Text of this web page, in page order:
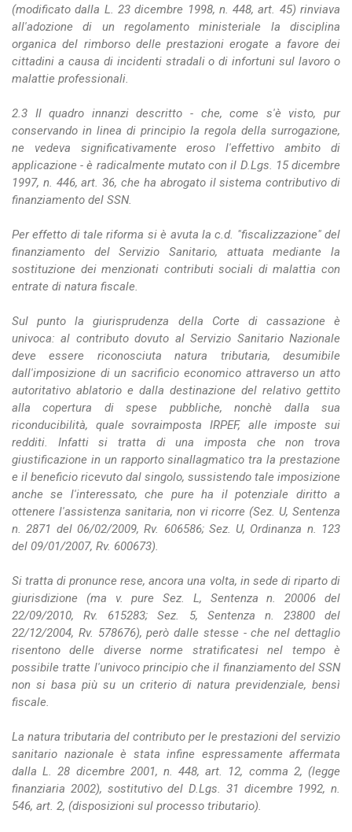
(modificato dalla L. 23 dicembre 1998, n. 448, art. 45) rinviava
all'adozione di un regolamento ministeriale la disciplina
organica del rimborso delle prestazioni erogate a favore dei
cittadini a causa di incidenti stradali o di infortuni sul lavoro o
malattie professionali.
2.3 Il quadro innanzi descritto - che, come s'è visto, pur
conservando in linea di principio la regola della surrogazione,
ne vedeva significativamente eroso l'effettivo ambito di
applicazione - è radicalmente mutato con il D.Lgs. 15 dicembre
1997, n. 446, art. 36, che ha abrogato il sistema contributivo di
finanziamento del SSN.
Per effetto di tale riforma si è avuta la c.d. "fiscalizzazione" del
finanziamento del Servizio Sanitario, attuata mediante la
sostituzione dei menzionati contributi sociali di malattia con
entrate di natura fiscale.
Sul punto la giurisprudenza della Corte di cassazione è
univoca: al contributo dovuto al Servizio Sanitario Nazionale
deve essere riconosciuta natura tributaria, desumibile
dall'imposizione di un sacrificio economico attraverso un atto
autoritativo ablatorio e dalla destinazione del relativo gettito
alla copertura di spese pubbliche, nonchè dalla sua
riconducibilità, quale sovraimposta IRPEF, alle imposte sui
redditi. Infatti si tratta di una imposta che non trova
giustificazione in un rapporto sinallagmatico tra la prestazione
e il beneficio ricevuto dal singolo, sussistendo tale imposizione
anche se l'interessato, che pure ha il potenziale diritto a
ottenere l'assistenza sanitaria, non vi ricorre (Sez. U, Sentenza
n. 2871 del 06/02/2009, Rv. 606586; Sez. U, Ordinanza n. 123
del 09/01/2007, Rv. 600673).
Si tratta di pronunce rese, ancora una volta, in sede di riparto di
giurisdizione (ma v. pure Sez. L, Sentenza n. 20006 del
22/09/2010, Rv. 615283; Sez. 5, Sentenza n. 23800 del
22/12/2004, Rv. 578676), però dalle stesse - che nel dettaglio
risentono delle diverse norme stratificatesi nel tempo è
possibile tratte l'univoco principio che il finanziamento del SSN
non si basa più su un criterio di natura previdenziale, bensì
fiscale.
La natura tributaria del contributo per le prestazioni del servizio
sanitario nazionale è stata infine espressamente affermata
dalla L. 28 dicembre 2001, n. 448, art. 12, comma 2, (legge
finanziaria 2002), sostitutivo del D.Lgs. 31 dicembre 1992, n.
546, art. 2, (disposizioni sul processo tributario).